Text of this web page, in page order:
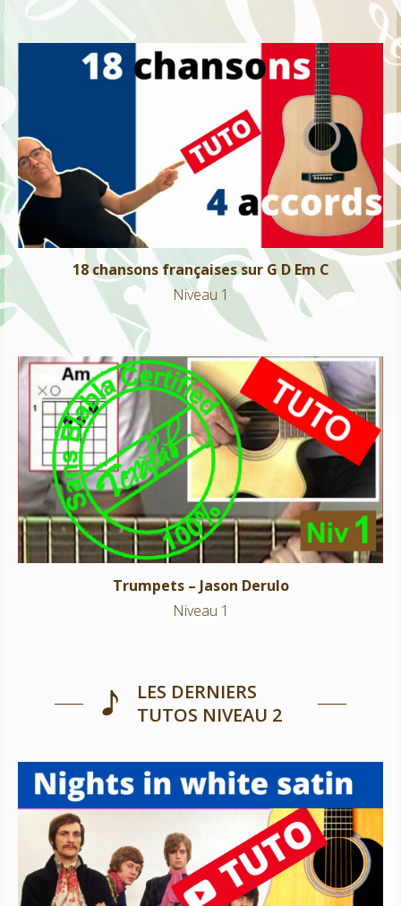
18 chansons françaises sur G D Em C
Niveau 1
18 chansons françaises sur G D Em C
Niveau 1
Trumpets – Jason Derulo
Niveau 1
Trumpets – Jason Derulo
Niveau 1
LES DERNIERS
TUTOS NIVEAU 2
Nights in white satin – The Moody Blues
Niveau 2